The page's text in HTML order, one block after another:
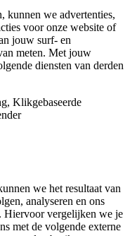
kunnen we advertenties,
voor onze website of
jouw surf- en
meten. Met jouw
diensten van derden
Klikgebaseerde
we het resultaat van
analyseren en ons
Hiervoor vergelijken we je
met de volgende externe